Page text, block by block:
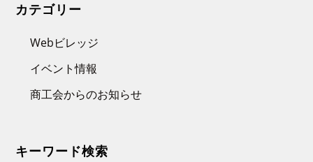
カテゴリー
Webビレッジ
イベント情報
商工会からのお知らせ
キーワード検索